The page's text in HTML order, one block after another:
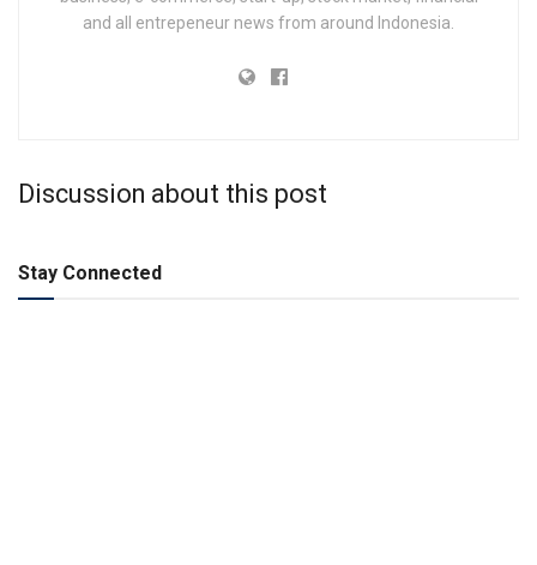
and all entrepeneur news from around Indonesia.
Discussion about this post
Stay Connected